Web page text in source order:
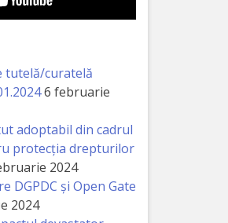
tutelă/curatelă
6 februarie
adoptabil din cadrul
protecția drepturilor
2024
DGPDC și Open Gate
2024